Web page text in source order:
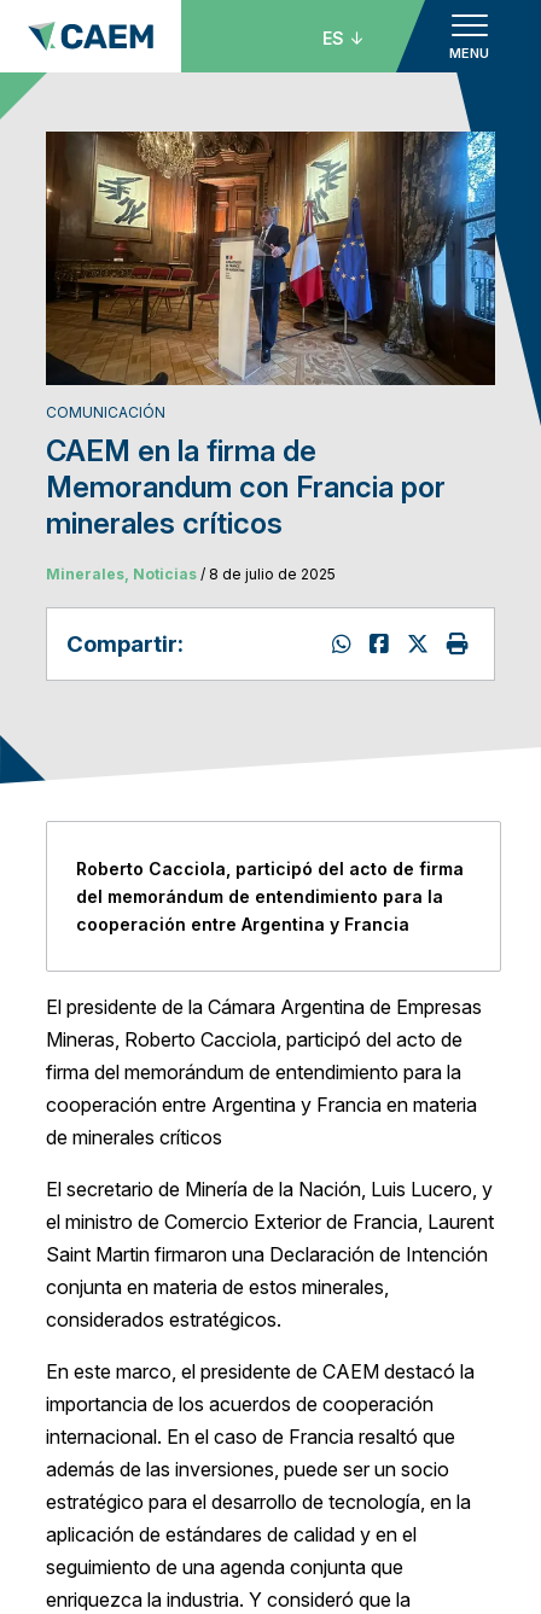
MENU
ES
COMUNICACIÓN
CAEM en la firma de
Memorandum con Francia por
minerales críticos
Minerales, Noticias/ 8 de julio de 2025
Compartir:
Roberto Cacciola, participó del acto de firma
del memorándum de entendimiento para la
cooperación entre Argentina y Francia
El presidente de la Cámara Argentina de Empresas
Mineras, Roberto Cacciola, participó del acto de
firma del memorándum de entendimiento para la
cooperación entre Argentina y Francia en materia
de minerales críticos
El secretario de Minería de la Nación, Luis Lucero, y
el ministro de Comercio Exterior de Francia, Laurent
Saint Martin firmaron una Declaración de Intención
conjunta en materia de estos minerales,
considerados estratégicos.
En este marco, el presidente de CAEM destacó la
importancia de los acuerdos de cooperación
internacional. En el caso de Francia resaltó que
además de las inversiones, puede ser un socio
estratégico para el desarrollo de tecnología, en la
aplicación de estándares de calidad y en el
seguimiento de una agenda conjunta que
enriquezca la industria. Y consideró que la